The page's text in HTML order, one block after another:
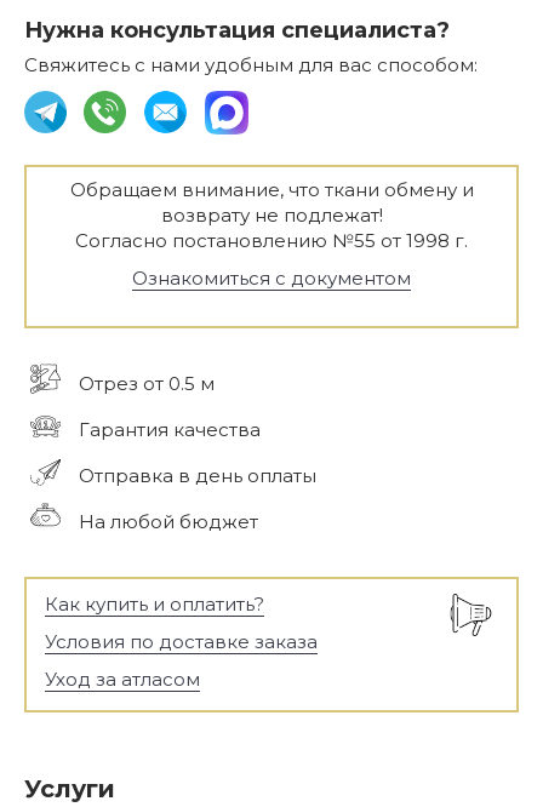
Нужна консультация специалиста?
Свяжитесь с нами удобным для вас способом:
Обращаем внимание, что ткани обмену и
возврату не подлежат!
Согласно постановлению №55 от 1998 г.
Ознакомиться с документом
Отрез от 0.5 м
Гарантия качества
Отправка в день оплаты
На любой бюджет
Как купить и оплатить?
Условия по доставке заказа
Уход за атласом
Услуги